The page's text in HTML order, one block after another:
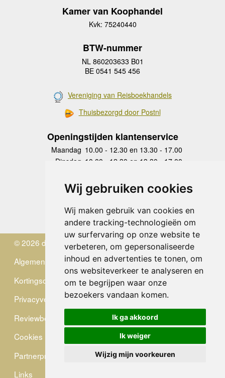
Wij gebruiken cookies
Wij maken gebruik van cookies en
andere tracking-technologieën om
uw surfervaring op onze website te
verbeteren, om gepersonaliseerde
inhoud en advertenties te tonen, om
ons websiteverkeer te analyseren en
om te begrijpen waar onze
bezoekers vandaan komen.
Ik ga akkoord
Ik weiger
Wijzig mijn voorkeuren
Kamer van Koophandel
Kvk: 75240440
BTW-nummer
NL 860203633 B01
BE 0541 545 456
Vereniging van Reisboekhandels
Thuisbezorgd door Postnl
Openingstijden klantenservice
Maandag 10.00 - 12.30 en 13.30 - 17.00
Dinsdag 10.00 - 12.30 en 13.30 - 17.00
Donderdag
10.00 - 12.30 en 13.30 - 17.00
Vrijdag 10.00 - 12.30 en 13.30 - 17.00
Zaterdag
gesloten
Zondag gesloten
© 2026 de Zwerver
Algemene Voorwaarden
Kortingscode
Privacyverklaring
Reviewbeleid
Cookies
Partnerprogramma
Links